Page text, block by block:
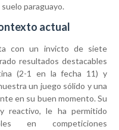
paraguayo.
actual
con un invicto de siete
resultados destacables
(2-1 en la fecha 11) y
un juego sólido y una
en su buen momento. Su
reactivo, le ha permitido
en competiciones